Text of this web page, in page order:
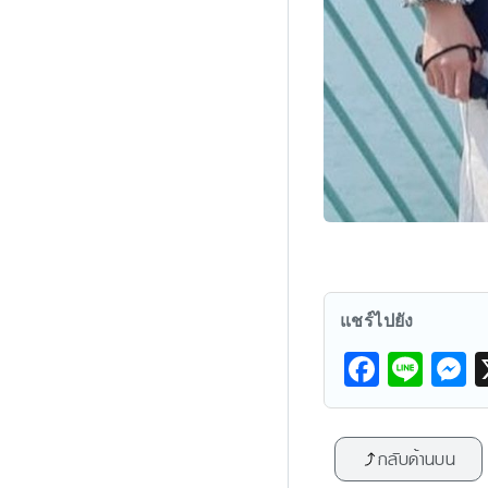
แชร์ไปยัง
F
a
c
e
Li
n
e
e
s
s
กลับด้านบน